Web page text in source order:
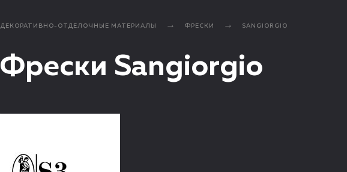
ДЕКОРАТИВНО-ОТДЕЛОЧНЫЕ МАТЕРИАЛЫ ФРЕСКИ SANGIORGIO
Фрески Sangiorgio